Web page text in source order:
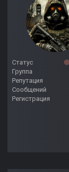
Статус
Группа
Репутация
Сообщений
Регистрация